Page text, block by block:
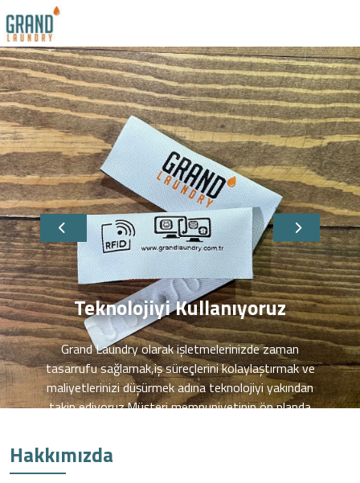
Otel Tekstilleri
İşletmelerinizdeki her türlü oda,yeme-
tekstilleri,servis araçlarımız
toplanılarak tesisimize
uluslararası yıkama standartlarına
işlemleri uygulanır.Daha sonrasında özel
ütüleme işlemi yapılır.Temiz olarak
tekstilleriniz paketlenerek
işletmelerinize geri bırakılır.
İletişim
Hakkımızda